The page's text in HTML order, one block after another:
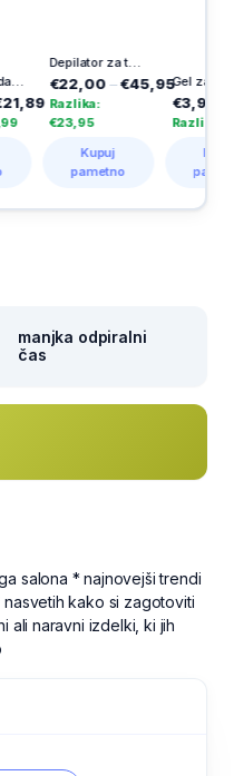
Depilator za telo BS1000, Braun
€22,00 –€45,95
Razlika:
€23,95
Kupuj
pametno
€3,99 –
Razlika: €1,30
Kupuj
pametno
manjka odpiralni
čas
salona * najnovejši trendi
kako si zagotoviti
ali naravni izdelki, ki jih